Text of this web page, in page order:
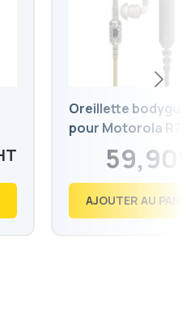
Oreillette
pour Motorola R7
59,90
71,88
AJOUTER AU